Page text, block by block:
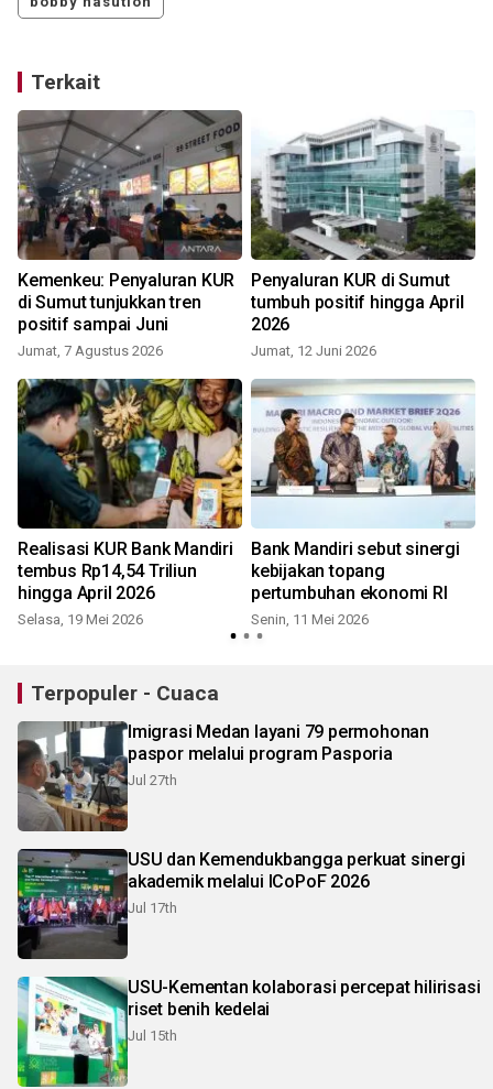
Terkait
Kemenkeu: Penyaluran KUR
di Sumut tunjukkan tren
positif sampai Juni
Jumat, 7 Agustus 2026
Penyaluran KUR di Sumut
tumbuh positif hingga April
2026
Jumat, 12 Juni 2026
Realisasi KUR Bank Mandiri
tembus Rp14,54 Triliun
hingga April 2026
Selasa, 19 Mei 2026
Bank Mandiri sebut sinergi
kebijakan topang
pertumbuhan ekonomi RI
Senin, 11 Mei 2026
Terpopuler - Cuaca
Imigrasi Medan layani 79 permohonan
paspor melalui program Pasporia
Jul 27th
USU dan Kemendukbangga perkuat sinergi
akademik melalui ICoPoF 2026
Jul 17th
USU-Kementan kolaborasi percepat hilirisasi
riset benih kedelai
Jul 15th